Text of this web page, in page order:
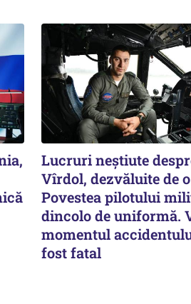
Lucruri neștiute
Vîrdol, dezvăluite de
Povestea pilotului
dincolo de uniformă.
momentul
fost fatal